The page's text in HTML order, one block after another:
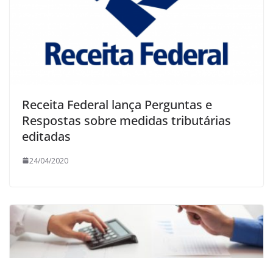
Receita Federal lança Perguntas e
Respostas sobre medidas tributárias
editadas
24/04/2020